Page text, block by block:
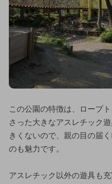
この公園の特徴は、ロープ
さった大きなアスレチック
きくないので、親の目の届
のも魅力です。
アスレチック以外の遊具も